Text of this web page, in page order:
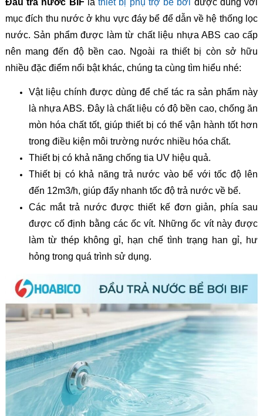
Đầu trả nước BIF làthiết bị phụ trợ bể bơi
được dùng với
mục đích thu nước ở khu vực đáy bể để dẫn về hệ thống lọc
nước. Sản phẩm được làm từ chất liệu nhựa ABS cao cấp
nên mang đến độ bền cao. Ngoài ra thiết bị còn sở hữu
nhiều đặc điểm nổi bật khác, chúng ta cùng tìm hiểu nhé:
Vật liệu chính được dùng để chế tác ra sản phẩm này
là nhựa ABS. Đây là chất liệu có độ bền cao, chống ăn
mòn hóa chất tốt, giúp thiết bị có thể vận hành tốt hơn
trong điều kiện môi trường nước nhiều hóa chất.
Thiết bị có khả năng chống tia UV hiệu quả.
Thiết bị có khả năng trả nước vào bể với tốc độ lên
đến 12m3/h, giúp đẩy nhanh tốc độ trả nước về bể.
Các mắt trả nước được thiết kế đơn giản, phía sau
được cố định bằng các ốc vít. Những ốc vít này được
làm từ thép không gỉ, hạn chế tình trạng han gỉ, hư
hỏng trong quá trình sử dụng.